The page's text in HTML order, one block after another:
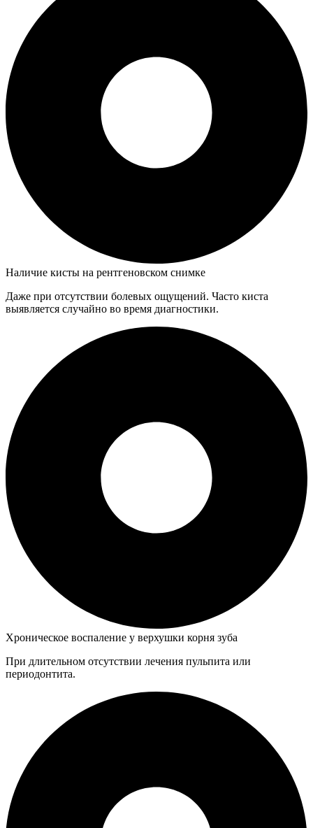
Наличие кисты на рентгеновском снимке
Даже при отсутствии болевых ощущений. Часто киста
выявляется случайно во время диагностики.
Хроническое воспаление у верхушки корня зуба
При длительном отсутствии лечения пульпита или
периодонтита.